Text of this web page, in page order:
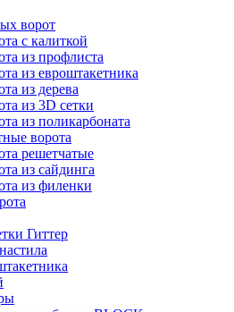
ворот
с калиткой
из профлиста
из евроштакетника
из дерева
из 3D сетки
из поликарбоната
ворота
решетчатые
из сайдинга
из филенки
Гиттер